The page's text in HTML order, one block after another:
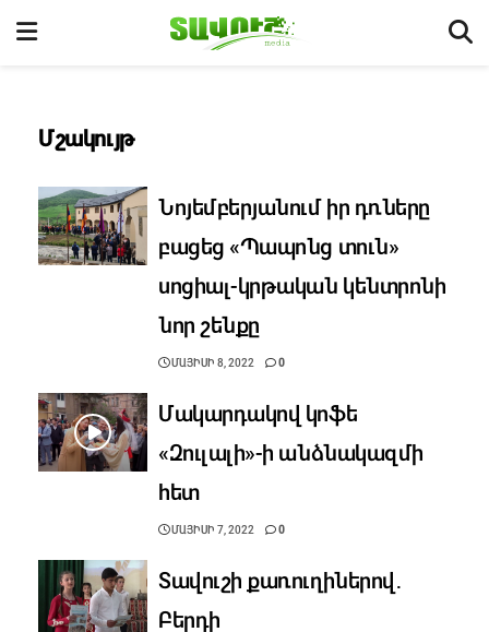
Մշակույթ
Նոյեմբերյանում իր դռները
բացեց «Պապոնց տուն»
սոցիալ-կրթական կենտրոնի
նոր շենքը
ՄԱՅԻՍԻ 8, 2022 0
Մակարդակով կոֆե
«Զուլալի»-ի անձնակազմի
հետ
ՄԱՅԻՍԻ 7, 2022 0
Տավուշի քառուղիներով․
Բերդի